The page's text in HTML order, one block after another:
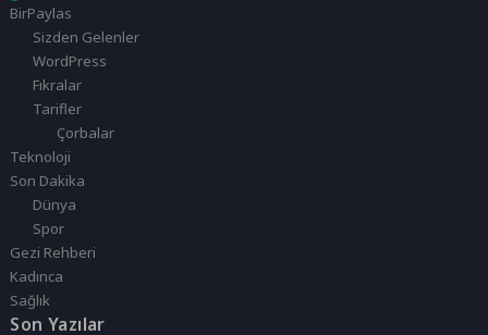
BirPaylas
Sizden Gelenler
WordPress
Fıkralar
Tarifler
Çorbalar
Teknoloji
Son Dakika
Dünya
Spor
Gezi Rehberi
Kadınca
Sağlık
Son Yazılar